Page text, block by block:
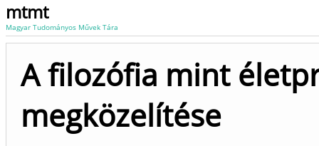
mtmt
Magyar Tudományos Művek Tára
A filozófia mint
megközelítése